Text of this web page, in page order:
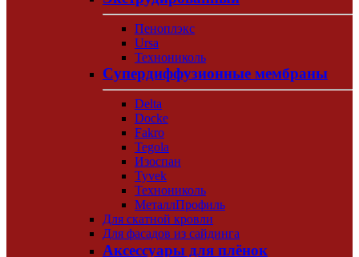
Пеноплэкс
Ursa
Технониколь
Супердиффузионные мембраны
Delta
Docke
Fakro
Tegola
Изоспан
Tyvek
Технониколь
МеталлПрофиль
Для скатной кровли
Для фасадов из сайдинга
Аксессуары для плёнок